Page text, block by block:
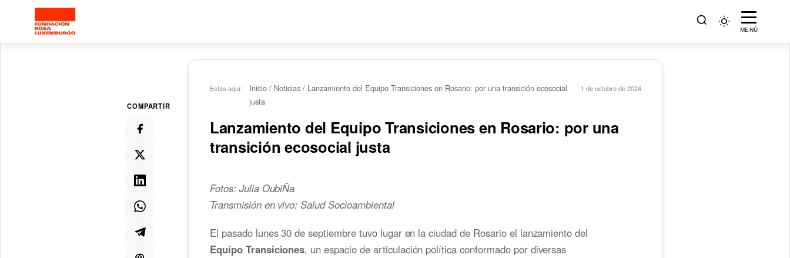
Saltar al contenido principal MENÚ
COMPARTIR
Estás aquí: Inicio / Noticias / Lanzamiento del Equipo Transiciones en Rosario: por una transición ecosocial
justa
1 de octubre de 2024
Lanzamiento del Equipo Transiciones en Rosario: por una
transición ecosocial justa
Fotos: Julia OubiÑa
Transmisión en vivo: Salud Socioambiental
El pasado lunes 30 de septiembre tuvo lugar en la ciudad de Rosario el lanzamiento del
Equipo Transiciones, un espacio de articulación política conformado por diversas